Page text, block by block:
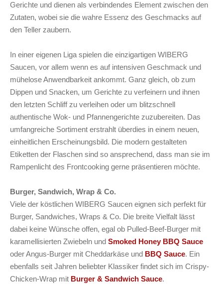
Gerichte und dienen als verbindendes Element zwischen den
Zutaten, wobei sie die wahre Essenz des Geschmacks auf
den Teller zaubern.
In einer eigenen Liga spielen die einzigartigen WIBERG
Saucen, vor allem wenn es auf intensiven Geschmack und
mühelose Anwendbarkeit ankommt. Ganz gleich, ob zum
Dippen und Snacken, um Gerichte zu verfeinern und ihnen
den letzten Schliff zu verleihen oder um blitzschnell
authentische Wok- und Pfannengerichte zuzubereiten. Das
umfangreiche Sortiment erstrahlt überdies in einem neuen,
einheitlichen Erscheinungsbild. Die modern gestalteten
Etiketten der Flaschen sind so ansprechend, dass man sie im
Rampenlicht des Frontcooking gerne präsentieren möchte.
Burger, Sandwich, Wrap & Co.
Viele der köstlichen WIBERG Saucen eignen sich perfekt für
Burger, Sandwiches, Wraps & Co. Die breite Vielfalt lässt
dabei keine Wünsche offen, egal ob Pulled-Beef-Burger mit
karamellisierten Zwiebeln und Smoked Honey BBQ Sauce
oder Angus-Burger mit Cheddarkäse und BBQ Sauce. Ein
ebenfalls seit Jahren beliebter Klassiker findet sich im Crispy-
Chicken-Wrap mit Burger & Sandwich Sauce.